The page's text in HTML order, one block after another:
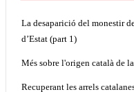
La desaparició del monestir
d’Estat (part 1)
Més sobre l'origen català de
Recuperant les arrels